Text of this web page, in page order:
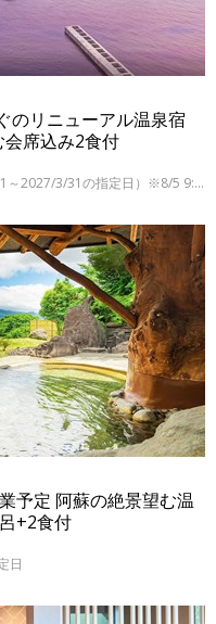
のリニューアル温泉宿
席込み2食付
8/17～9/30の日～金曜の指定日（別料金 10/1～2027/3/31の指定日）※8/5 9:00時点
予定 阿蘇の絶景望む温
+2食付
日